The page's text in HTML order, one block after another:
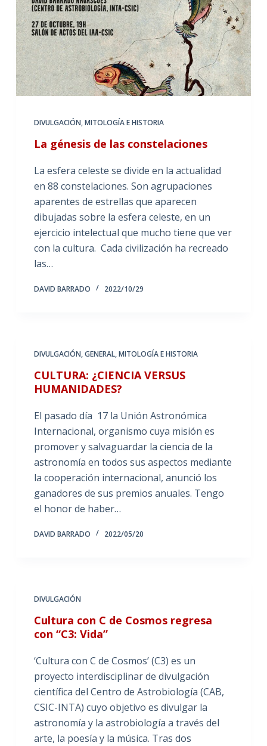
DIVULGACIÓN,MITOLOGÍA E HISTORIA
La génesis de las constelaciones
La esfera celeste se divide en la actualidad
en 88 constelaciones. Son agrupaciones
aparentes de estrellas que aparecen
dibujadas sobre la esfera celeste, en un
ejercicio intelectual que mucho tiene que ver
con la cultura. Cada civilización ha recreado
las…
DAVID BARRADO 2022/10/29
DIVULGACIÓN,GENERAL,MITOLOGÍA E HISTORIA
CULTURA: ¿CIENCIA VERSUS
HUMANIDADES?
El pasado día 17 la Unión Astronómica
Internacional, organismo cuya misión es
promover y salvaguardar la ciencia de la
astronomía en todos sus aspectos mediante
la cooperación internacional, anunció los
ganadores de sus premios anuales. Tengo
el honor de haber…
DAVID BARRADO 2022/05/20
DIVULGACIÓN
Cultura con C de Cosmos regresa
con “C3: Vida”
‘Cultura con C de Cosmos’ (C3) es un
proyecto interdisciplinar de divulgación
científica del Centro de Astrobiología (CAB,
CSIC-INTA) cuyo objetivo es divulgar la
astronomía y la astrobiología a través del
arte, la poesía y la música. Tras dos